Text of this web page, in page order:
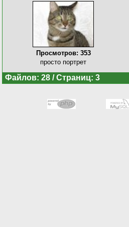
Просмотров: 353
просто портрет
Файлов: 28 / Страниц: 3